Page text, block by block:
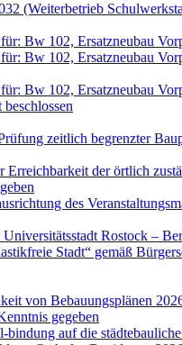
(Weiterbetrieb
Bw 102, Ersatzneubau
Bw 102, Ersatzneubau
Bw 102, Ersatzneubau
zeitlich begrenzter
der örtlich
des
Rostock –
Stadt“ gemäß
von Bebauungsplänen
gegeben
auf die